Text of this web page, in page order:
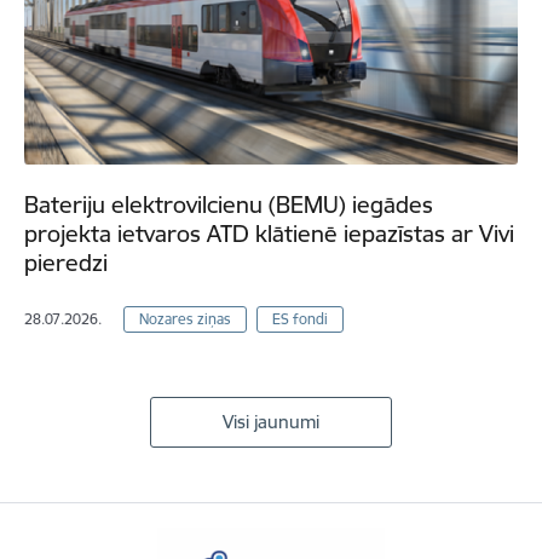
Bateriju elektrovilcienu (BEMU) iegādes
projekta ietvaros ATD klātienē iepazīstas ar Vivi
pieredzi
28.07.2026. Nozares ziņas ES fondi
Visi jaunumi